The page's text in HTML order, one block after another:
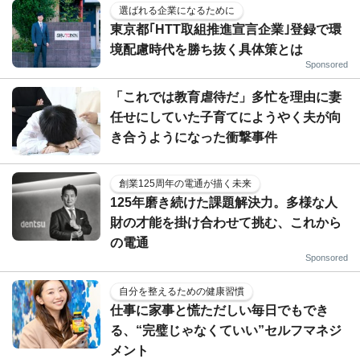
選ばれる企業になるために
東京都｢HTT取組推進宣言企業｣登録で環
境配慮時代を勝ち抜く具体策とは
Sponsored
「これでは教育虐待だ」多忙を理由に妻
任せにしていた子育てにようやく夫が向
き合うようになった衝撃事件
創業125周年の電通が描く未来
125年磨き続けた課題解決力。多様な人
財の才能を掛け合わせて挑む、これから
の電通
Sponsored
自分を整えるための健康習慣
仕事に家事と慌ただしい毎日でもでき
る、“完璧じゃなくていい”セルフマネジ
メント